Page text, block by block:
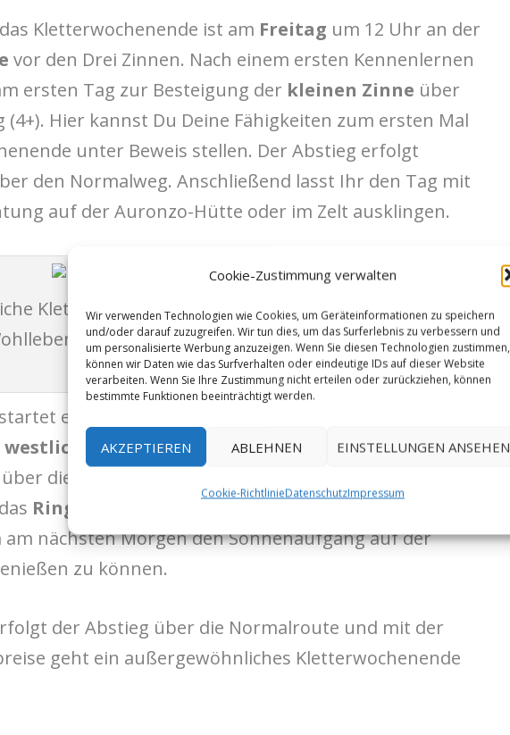
Cookie-Zustimmung verwalten
Wir verwenden Technologien wie Cookies, um Geräteinformationen zu speichern
und/oder darauf zuzugreifen. Wir tun dies, um das Surferlebnis zu verbessern und
um personalisierte Werbung anzuzeigen. Wenn Sie diesen Technologien zustimmen,
können wir Daten wie das Surfverhalten oder eindeutige IDs auf dieser Website
verarbeiten. Wenn Sie Ihre Zustimmung nicht erteilen oder zurückziehen, können
bestimmte Funktionen beeinträchtigt werden.
AKZEPTIEREN ABLEHNEN EINSTELLUNGEN ANSEHEN
Cookie-RichtlinieDatenschutzImpressum
Kletterwochenende ist am Freitag um 12 Uhr an der
vor den Drei Zinnen. Nach einem ersten Kennenlernen
ersten Tag zur Besteigung der kleinen Zinne über
(4+). Hier kannst Du Deine Fähigkeiten zum ersten Mal
unter Beweis stellen. Der Abstieg erfolgt
den Normalweg. Anschließend lasst Ihr den Tag mit
auf der Auronzo-Hütte oder im Zelt ausklingen.
Kletterei beim Bergzeit Alpincamp: Mit Petzl und
geht es an die Drei Zinnen! | Foto: Michi
Wohlleben
ein spannender und unvergesslicher Tag mit der
westlichen Zinneüber den Normalweg (3+). Der
dieselbe Route. Weiter geht es über die
Ringband der großen Zinne.
Hier werdet Ihr
nächsten Morgen den Sonnenaufgang auf der
zu können.
der Abstieg über die Normalroute und mit der
geht ein außergewöhnliches Kletterwochenende